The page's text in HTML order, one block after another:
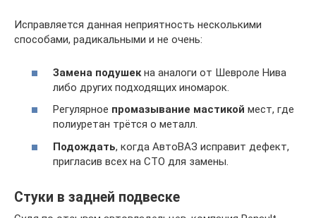
Исправляется данная неприятность несколькими
способами, радикальными и не очень:
Замена подушекна аналоги от Шевроле Нива
либо других подходящих иномарок.
Регулярное промазывание мастикой мест, где
полиуретан трётся о металл.
Подождать, когда АвтоВАЗ исправит дефект,
пригласив всех на СТО для замены.
Стуки в задней подвеске